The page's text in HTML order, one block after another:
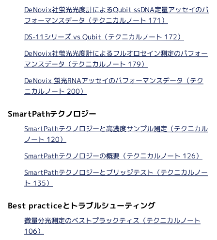
DeNovix社蛍光光度計によるQubit ssDNA定量アッセイのパ
フォーマンスデータ（テクニカルノート 171）
DS-11シリーズ vs Qubit（テクニカルノート 172）
DeNovix社蛍光光度計によるフルオロセイン測定のパフォー
マンスデータ（テクニカルノート 179）
DeNovix 蛍光RNAアッセイのパフォーマンスデータ（テク
ニカルノート 200）
SmartPathテクノロジー
SmartPathテクノロジーと高濃度サンプル測定（テクニカル
ノート 120）
SmartPathテクノロジーの概要（テクニカルノート 126）
SmartPathテクノロジーとブリッジテスト（テクニカルノー
ト 135）
Best practiceとトラブルシューティング
微量分光測定のベストプラックティス（テクニカルノート
106）